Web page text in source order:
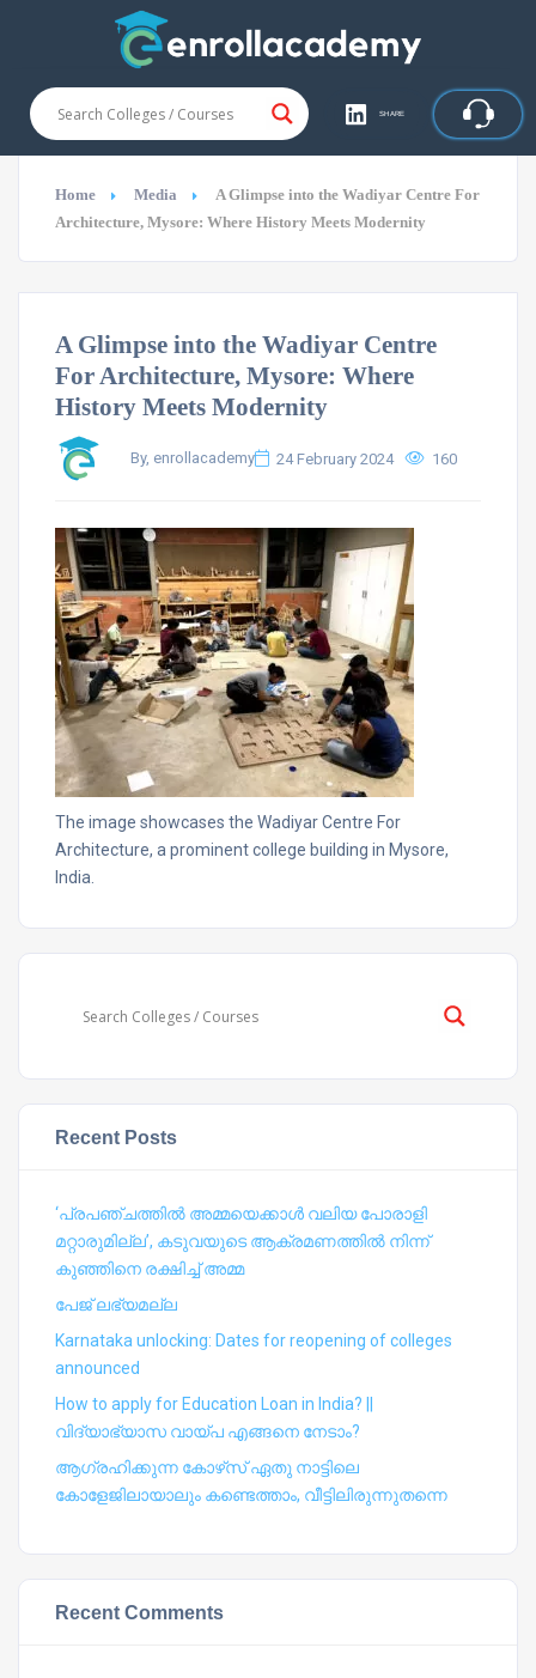
SHARE
Home Media
A Glimpse into the Wadiyar Centre For
Architecture, Mysore: Where History Meets Modernity
A Glimpse into the Wadiyar Centre
For Architecture, Mysore: Where
History Meets Modernity
By, enrollacademy 24 February 2024 160
The image showcases the Wadiyar Centre For
Architecture, a prominent college building in Mysore,
India.
Recent Posts
‘പ്രപഞ്ചത്തില്‍ അമ്മയെക്കാള്‍ വലിയ പോരാളി
മറ്റാരുമില്ല’, കടുവയുടെ ആക്രമണത്തില്‍ നിന്ന്
കുഞ്ഞിനെ രക്ഷിച്ച് അമ്മ
പേജ് ലഭ്യമല്ല
Karnataka unlocking: Dates for reopening of colleges
announced
How to apply for Education Loan in India? ||
വിദ്യാഭ്യാസ വായ്പ എങ്ങനെ നേടാം?
ആഗ്രഹിക്കുന്ന കോഴ്‍സ് ഏതു നാട്ടിലെ
കോളേജിലായാലും കണ്ടെത്താം, വീട്ടിലിരുന്നുതന്നെ
Recent Comments